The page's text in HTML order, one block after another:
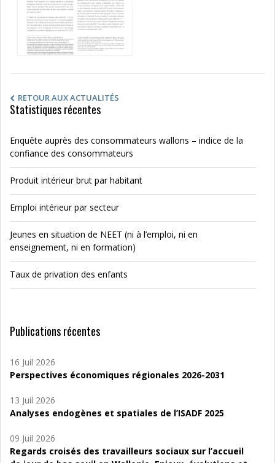
RETOUR AUX ACTUALITÉS
Statistiques récentes
Enquête auprès des consommateurs wallons – indice de la
confiance des consommateurs
Produit intérieur brut par habitant
Emploi intérieur par secteur
Jeunes en situation de NEET (ni à l’emploi, ni en
enseignement, ni en formation)
Taux de privation des enfants
Publications récentes
16 Juil 2026
Perspectives économiques régionales 2026-2031
13 Juil 2026
Analyses endogènes et spatiales de l’ISADF 2025
09 Juil 2026
Regards croisés des travailleurs sociaux sur l’accueil